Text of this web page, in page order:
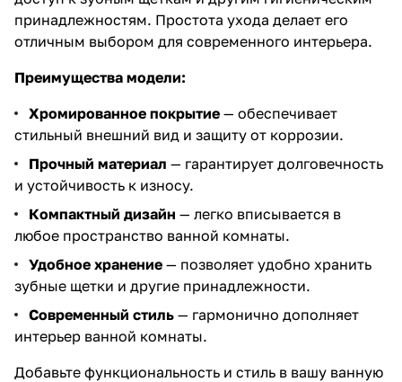
принадлежностям. Простота ухода делает его
отличным выбором для современного интерьера.
Преимущества модели:
Хромированное покрытие — обеспечивает
стильный внешний вид и защиту от коррозии.
Прочный материал — гарантирует долговечность
и устойчивость к износу.
Компактный дизайн — легко вписывается в
любое пространство ванной комнаты.
Удобное хранение — позволяет удобно хранить
зубные щетки и другие принадлежности.
Современный стиль — гармонично дополняет
интерьер ванной комнаты.
Добавьте функциональность и стиль в вашу ванную